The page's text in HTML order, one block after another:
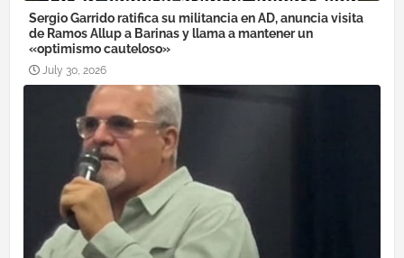
Sergio Garrido ratifica su militancia en AD, anuncia visita
de Ramos Allup a Barinas y llama a mantener un
«optimismo cauteloso»
July 30, 2026